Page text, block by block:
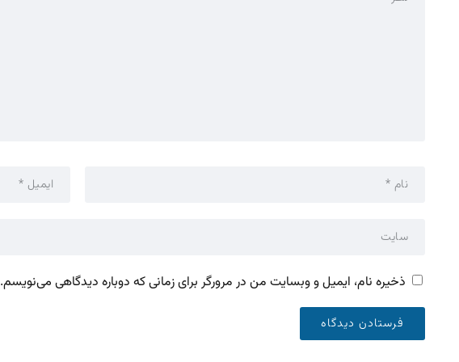
ذخیره نام، ایمیل و وبسایت من در مرورگر برای زمانی که دوباره دیدگاهی می‌نویسم.